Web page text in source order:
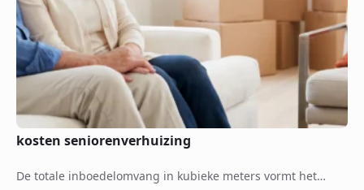
kosten seniorenverhuizing
De totale inboedelomvang in kubieke meters vormt het…